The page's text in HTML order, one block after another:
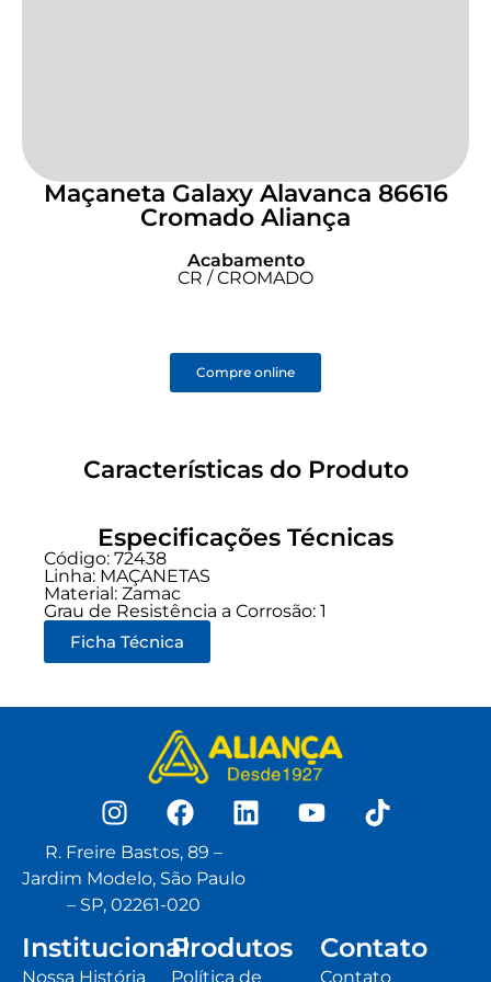
Maçaneta Galaxy Alavanca 86616
Cromado Aliança
Acabamento
CR / CROMADO
Compre online
Características do Produto
Especificações Técnicas
Código: 72438
Linha: MAÇANETAS
Material: Zamac
Grau de Resistência a Corrosão: 1
Ficha Técnica
R. Freire Bastos, 89 –
Jardim Modelo, São Paulo
– SP, 02261-020
Institucional
Nossa História
Produtos
Política de
Contato
Contato